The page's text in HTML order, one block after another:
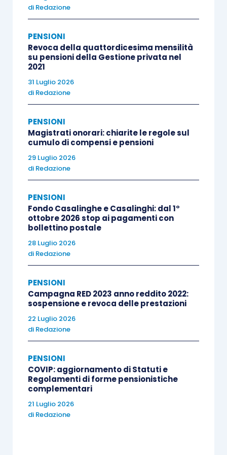
tenga conto degli effetti prodotti dalla
portata di eventuali successive misure
incidenti sull’indicizzazione dei
il regime ordinario di perequazione
automatica delle pensioni venga
cambiamenti improvvisi, incidenti in
senso negativo sui comportamenti di
spesa delle famiglie;
adotti un approccio diversamente
sistema contributivo, quest’ultimo
caratterizzato dalla tendenziale
corrispettività tra montante contributivo
e misura del trattamento previdenziale
liquidato.
di Redazione
PENSIONI
Revoca della quattordicesima mensilità
su pensioni della Gestione privata nel
2021
31 Luglio 2026
di Redazione
PENSIONI
Magistrati onorari: chiarite le regole sul
cumulo di compensi e pensioni
29 Luglio 2026
di Redazione
PENSIONI
Fondo Casalinghe e Casalinghi: dal 1°
ottobre 2026 stop ai pagamenti con
bollettino postale
28 Luglio 2026
di Redazione
PENSIONI
Campagna RED 2023 anno reddito 2022:
sospensione e revoca delle prestazioni
22 Luglio 2026
di Redazione
PENSIONI
COVIP: aggiornamento di Statuti e
Regolamenti di forme pensionistiche
complementari
21 Luglio 2026
di Redazione